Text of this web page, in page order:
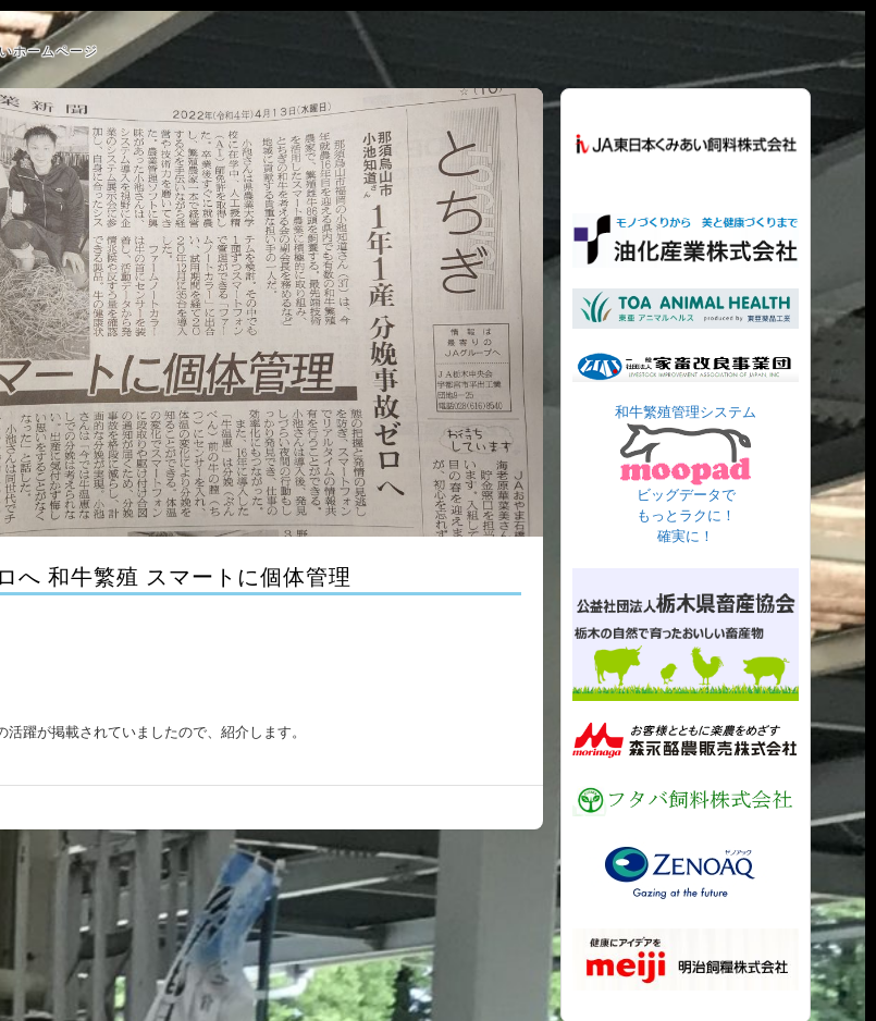
ホームページ
へ 和牛繁殖 スマートに個体管理
躍が掲載されていましたので、紹介します。
和牛繁殖管理システム
ビッグデータで
もっとラクに！
確実に！